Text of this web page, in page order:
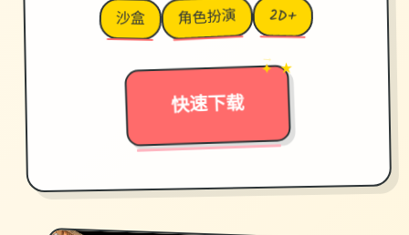
沙盒 角色扮演 2D+
快速下载
→
✦ ★